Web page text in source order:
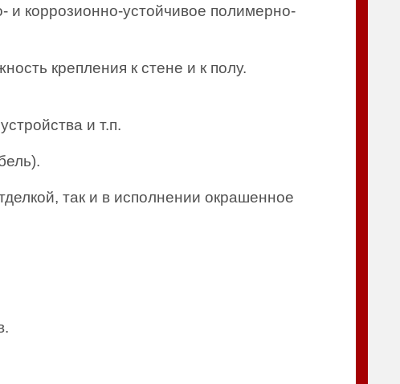
и коррозионно-устойчивое полимерно-
крепления к стене и к полу.
и т.п.
так и в исполнении окрашенное